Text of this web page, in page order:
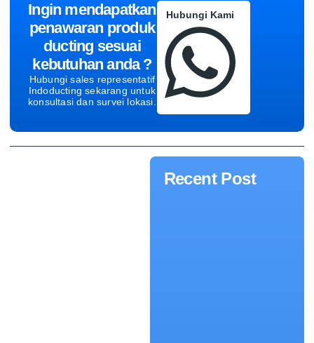
Ingin mendapatkan
penawaran produk
ducting sesuai
kebutuhan anda ?
Hubungi sales representatif
Indoducting sekarang untuk
konsultasi dan survei lokasi.
Hubungi Kami
Recent Post